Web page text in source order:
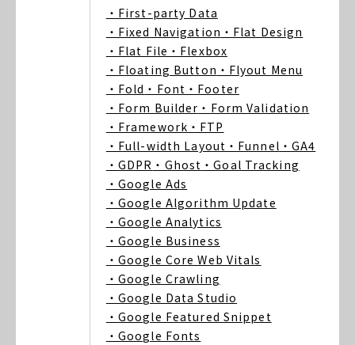
・First-party Data
・Fixed Navigation ・Flat Design
・Flat File ・Flexbox
・Floating Button ・Flyout Menu
・Fold ・Font ・Footer
・Form Builder ・Form Validation
・Framework ・FTP
・Full-width Layout ・Funnel ・GA4
・GDPR ・Ghost ・Goal Tracking
・Google Ads
・Google Algorithm Update
・Google Analytics
・Google Business
・Google Core Web Vitals
・Google Crawling
・Google Data Studio
・Google Featured Snippet
・Google Fonts